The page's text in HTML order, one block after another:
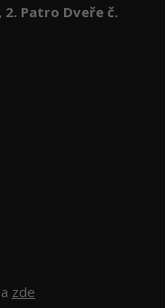
2. Patro Dveře č.
zde